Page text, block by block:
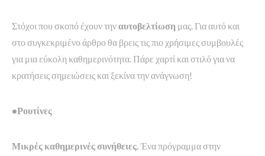
Στόχοι που σκοπό έχουν τηναυτοβελτίωση μας. Για αυτό και
στο συγκεκριμένο άρθρο θα βρεις τις πιο χρήσιμες συμβουλές
για μια εύκολη καθημερινότητα. Πάρε χαρτί και στιλό για να
κρατήσεις σημειώσεις και ξεκίνα την ανάγνωση!
•Ρουτίνες
Μικρές καθημερινές συνήθειες.Ένα πρόγραμμα στην